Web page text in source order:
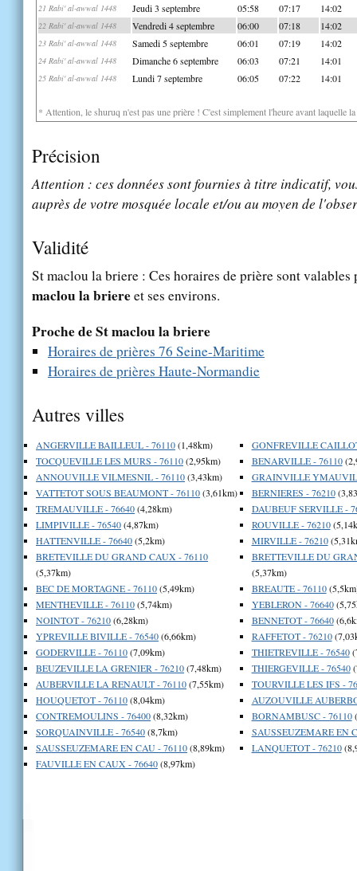
21 Rabi' al-awwal 1448 Jeudi 3 septembre 05:58 07:17 14:02
22 Rabi' al-awwal 1448 Vendredi 4 septembre 06:00 07:18 14:02
23 Rabi' al-awwal 1448 Samedi 5 septembre 06:01 07:19 14:02
24 Rabi' al-awwal 1448 Dimanche 6 septembre 06:03 07:21 14:01
25 Rabi' al-awwal 1448 Lundi 7 septembre 06:05 07:22 14:01
* Attention, le shuruq n'est pas une prière ! C'est simplement l'heure avant laquelle
Précision
Attention : ces données sont fournies à titre indicatif,
auprès de votre mosquée locale et/ou au moyen de
Validité
St maclou la briere : Ces horaires de prière sont
maclou la briereet ses environs.
Proche de St maclou la briere
Horaires de prières 76 Seine-Maritime
Horaires de prières Haute-Normandie
Autres villes
ANGERVILLE BAILLEUL - 76110(1,48km)
TOCQUEVILLE LES MURS - 76110(2,95km)
ANNOUVILLE VILMESNIL - 76110(3,43km)
VATTETOT SOUS BEAUMONT - 76110(3,61km)
TREMAUVILLE - 76640(4,28km)
LIMPIVILLE - 76540(4,87km)
HATTENVILLE - 76640(5,2km)
BRETEVILLE DU GRAND CAUX - 76110
(5,37km)
BEC DE MORTAGNE - 76110(5,49km)
MENTHEVILLE - 76110(5,74km)
NOINTOT - 76210(6,28km)
YPREVILLE BIVILLE - 76540(6,66km)
GODERVILLE - 76110(7,09km)
BEUZEVILLE LA GRENIER - 76210(7,48km)
AUBERVILLE LA RENAULT - 76110(7,55km)
HOUQUETOT - 76110(8,04km)
CONTREMOULINS - 76400(8,32km)
SORQUAINVILLE - 76540(8,7km)
SAUSSEUZEMARE EN CAU - 76110(8,89km)
FAUVILLE EN CAUX - 76640(8,97km)
GONFREVILLE
BENARVILLE - 76110
GRAINVILLE
BERNIERES - 76210
DAUBEUF SERVILLE -
ROUVILLE - 76210
MIRVILLE - 76210
BRETTEVILLE DU
(5,37km)
BREAUTE - 76110
YEBLERON - 76640
BENNETOT - 76640
RAFFETOT - 76210
THIETREVILLE - 76540
THIERGEVILLE - 76540
TOURVILLE LES IFS -
AUZOUVILLE
BORNAMBUSC - 76110
SAUSSEUZEMARE EN
LANQUETOT - 76210